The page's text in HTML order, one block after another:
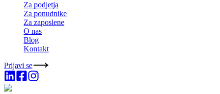
Za podjetja
Za ponudnike
Za zaposlene
O nas
Blog
Kontakt
Prijavi se